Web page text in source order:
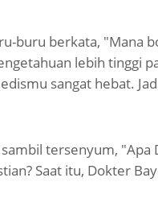
buru berkata, "Mana
lebih tinggi
sangat hebat.
tersenyum,
Saat itu, Dokter